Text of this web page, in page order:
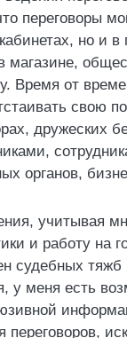
переговоры
но и в
магазине,
Время от
свою
дружеских
органов,
учитывая
и работу на
судебных тяжб
у меня есть
переговоров,